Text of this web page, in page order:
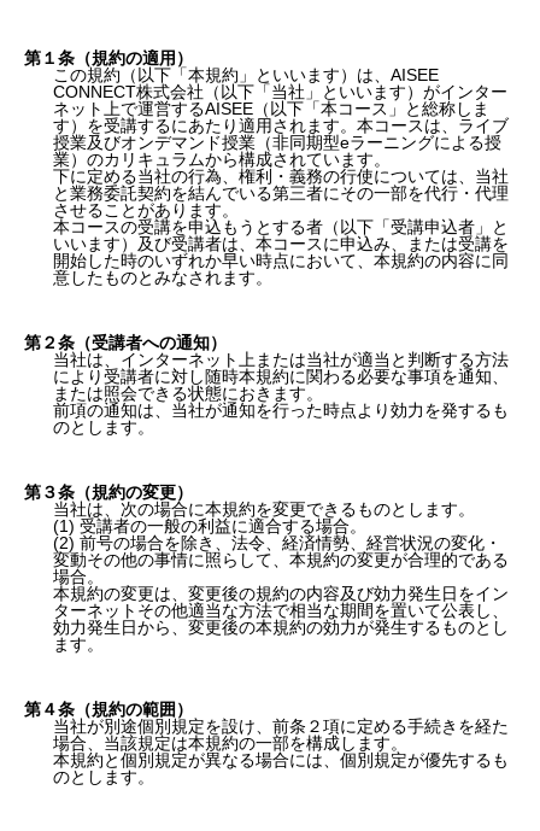
第１条（規約の適用）
この規約（以下「本規約」といいます）は、AISEE
CONNECT株式会社（以下「当社」といいます）がインター
ネット上で運営するAISEE（以下「本コース」と総称しま
す）を受講するにあたり適用されます。本コースは、ライブ
授業及びオンデマンド授業（非同期型eラーニングによる授
業）のカリキュラムから構成されています。
下に定める当社の行為、権利・義務の行使については、当社
と業務委託契約を結んでいる第三者にその一部を代行・代理
させることがあります。
本コースの受講を申込もうとする者（以下「受講申込者」と
いいます）及び受講者は、本コースに申込み、または受講を
開始した時のいずれか早い時点において、本規約の内容に同
意したものとみなされます。
第２条（受講者への通知）
当社は、インターネット上または当社が適当と判断する方法
により受講者に対し随時本規約に関わる必要な事項を通知、
または照会できる状態におきます。
前項の通知は、当社が通知を行った時点より効力を発するも
のとします。
第３条（規約の変更）
当社は、次の場合に本規約を変更できるものとします。
(1) 受講者の一般の利益に適合する場合。
(2) 前号の場合を除き、法令、経済情勢、経営状況の変化・
変動その他の事情に照らして、本規約の変更が合理的である
場合。
本規約の変更は、変更後の規約の内容及び効力発生日をイン
ターネットその他適当な方法で相当な期間を置いて公表し、
効力発生日から、変更後の本規約の効力が発生するものとし
ます。
第４条（規約の範囲）
当社が別途個別規定を設け、前条２項に定める手続きを経た
場合、当該規定は本規約の一部を構成します。
本規約と個別規定が異なる場合には、個別規定が優先するも
のとします。